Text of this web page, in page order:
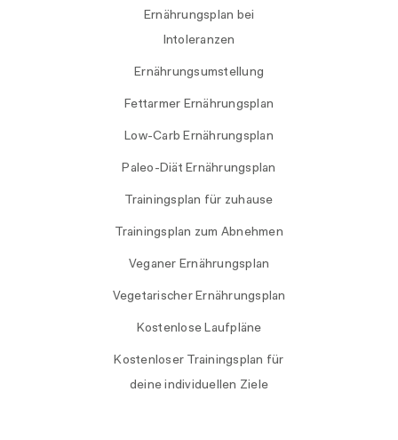
Ernährungsplan bei
Intoleranzen
Ernährungsumstellung
Fettarmer Ernährungsplan
Low-Carb Ernährungsplan
Paleo-Diät Ernährungsplan
Trainingsplan für zuhause
Trainingsplan zum Abnehmen
Veganer Ernährungsplan
Vegetarischer Ernährungsplan
Kostenlose Laufpläne
Kostenloser Trainingsplan für
deine individuellen Ziele